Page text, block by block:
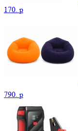
170. p
790. p